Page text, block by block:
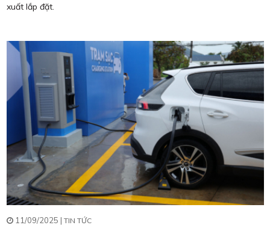
xuất lắp đặt.
11/09/2025 | TIN TỨC